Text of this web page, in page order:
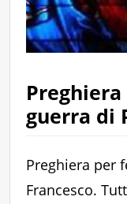
guerra di
Preghiera per
Francesco.